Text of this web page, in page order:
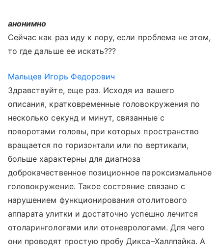
анонимно
Сейчас как раз иду к лору, если проблема не этом,
то где дальше ее искать???
Мальцев Игорь Федорович
Здравствуйте, еще раз. Исходя из вашего
описания, кратковременные головокружения по
несколько секунд и минут, связанные с
поворотами головы, при которых пространство
вращается по горизонтали или по вертикали,
больше характерны для диагноза
доброкачественное позиционное пароксизмальное
головокружение. Такое состояние связано с
нарушением функционирования отолитового
аппарата улитки и достаточно успешно лечится
отоларингологами или отоневрологами. Для чего
они проводят простую пробу Дикса–Халлпайка. А